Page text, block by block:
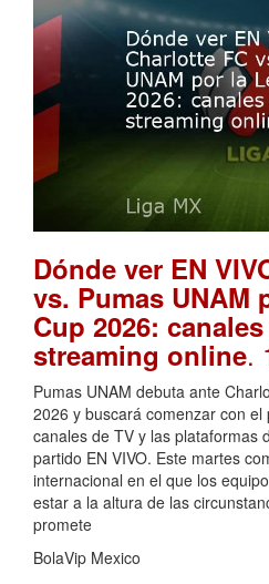
Dónde ver EN
vs. Pumas UNAM
Cup 2026:
streaming online.
Pumas UNAM debuta ante
2026 y buscará comenzar con
canales de TV y las plataformas
partido EN VIVO. Este martes
internacional en el que los
estar a la altura de las
promete
BolaVip Mexico